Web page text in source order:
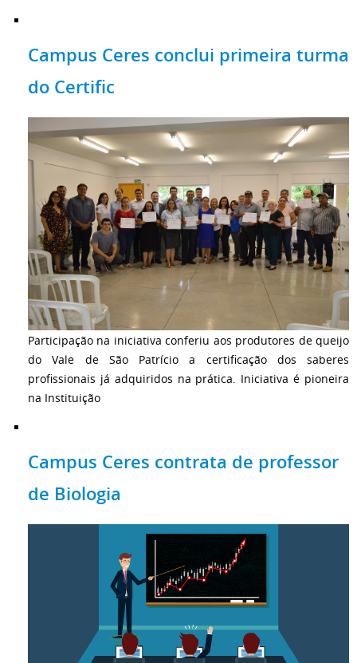
Campus Ceres conclui primeira turma
do Certific
Participação na iniciativa conferiu aos produtores de queijo
do Vale de São Patrício a certificação dos saberes
profissionais já adquiridos na prática. Iniciativa é pioneira
na Instituição
Campus Ceres contrata de professor
de Biologia